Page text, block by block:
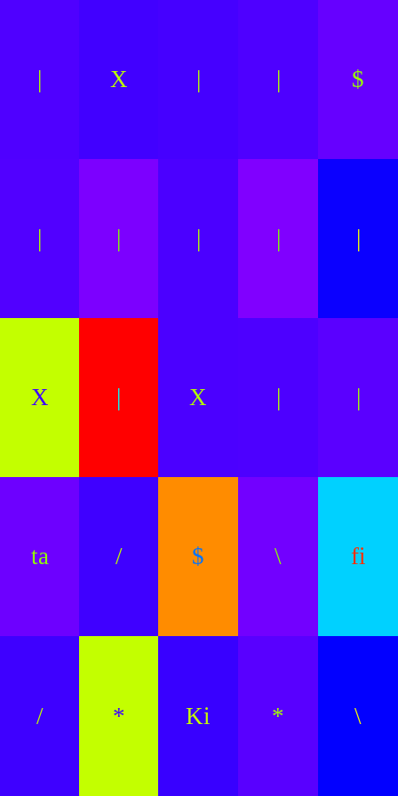
| X | | $
| | | | |
X | X | |
ta / $ \ fi
/ * Ki * \